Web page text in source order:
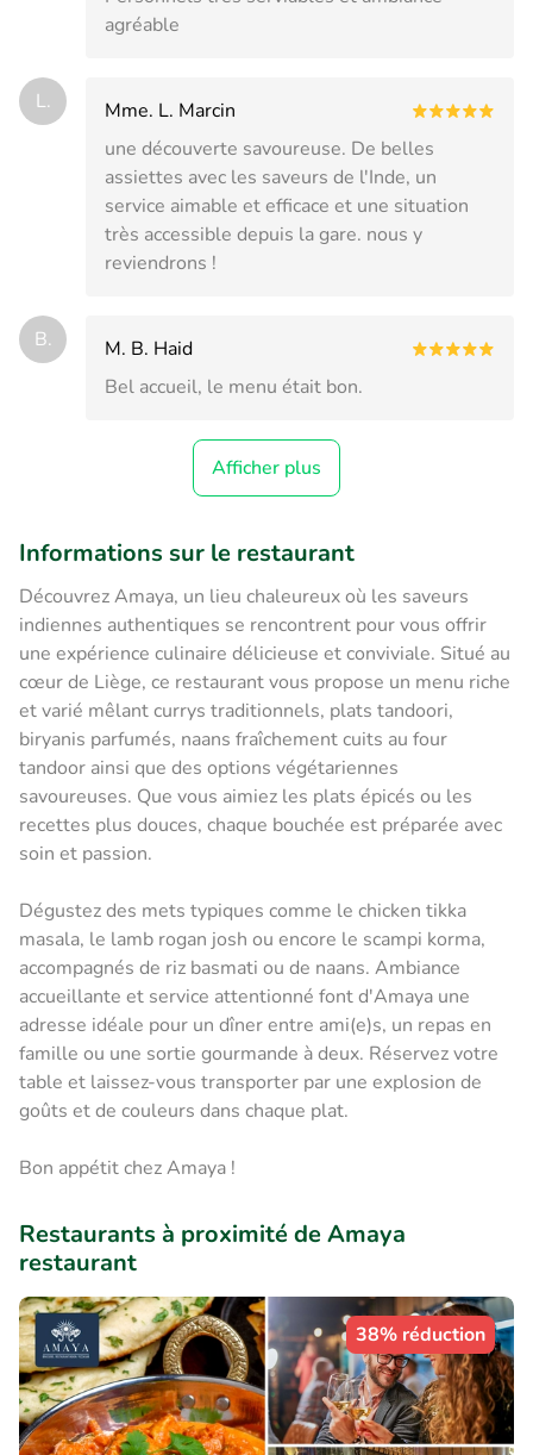
agréable
L.
Mme. L. Marcin
une découverte savoureuse. De belles
assiettes avec les saveurs de l'Inde, un
service aimable et efficace et une situation
très accessible depuis la gare. nous y
reviendrons !
B.
M. B. Haid
Bel accueil, le menu était bon.
Afficher plus
Informations sur le restaurant
Découvrez Amaya, un lieu chaleureux où les saveurs
indiennes authentiques se rencontrent pour vous offrir
une expérience culinaire délicieuse et conviviale. Situé au
cœur de Liège, ce restaurant vous propose un menu riche
et varié mêlant currys traditionnels, plats tandoori,
biryanis parfumés, naans fraîchement cuits au four
tandoor ainsi que des options végétariennes
savoureuses. Que vous aimiez les plats épicés ou les
recettes plus douces, chaque bouchée est préparée avec
soin et passion.
Dégustez des mets typiques comme le chicken tikka
masala, le lamb rogan josh ou encore le scampi korma,
accompagnés de riz basmati ou de naans. Ambiance
accueillante et service attentionné font d'Amaya une
adresse idéale pour un dîner entre ami(e)s, un repas en
famille ou une sortie gourmande à deux. Réservez votre
table et laissez-vous transporter par une explosion de
goûts et de couleurs dans chaque plat.
Bon appétit chez Amaya !
Restaurants à proximité de Amaya
restaurant
38% réduction